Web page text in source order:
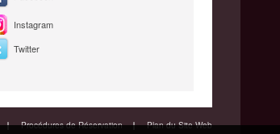
Instagram
Twitter
Procédures de Réservation Plan du Site Web